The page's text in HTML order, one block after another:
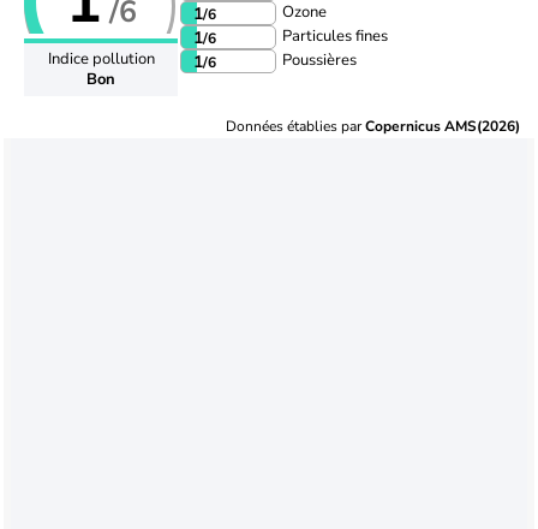
/6
Indice pollution
Bon
1/6 Ozone
1/6 Particules fines
1/6 Poussières
Données établies parCopernicus AMS(2026)